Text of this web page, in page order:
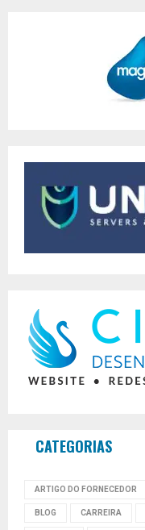
CATEGORIAS
ARTIGO DO FORNECEDOR
BLOG CARREIRA